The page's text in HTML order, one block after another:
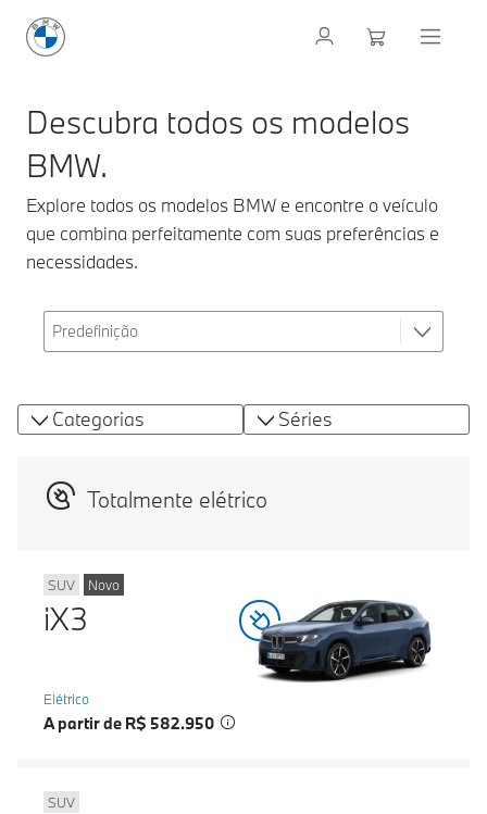
Descubra todos os modelos
BMW.
Explore todos os modelos BMW e encontre o veículo
que combina perfeitamente com suas preferências e
necessidades.
Categorias Séries
Totalmente elétrico
SUV Novo
iX3
Elétrico
A partir de R$ 582.950
SUV